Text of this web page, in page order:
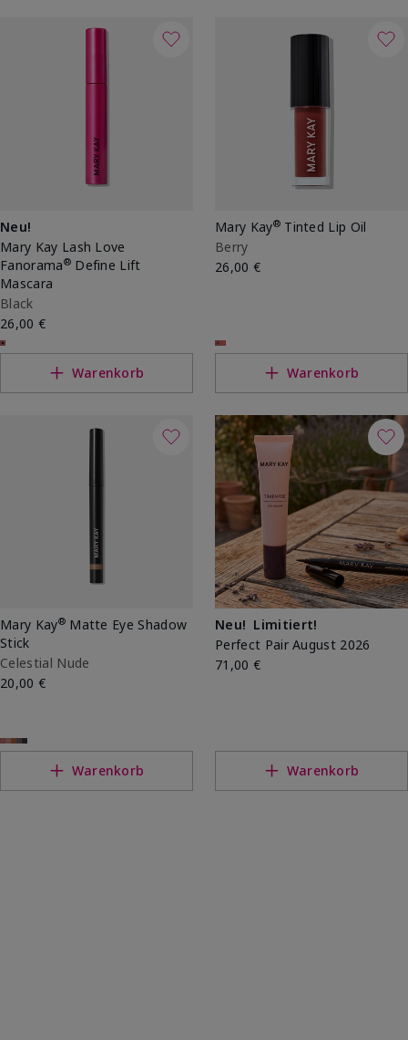
Neu!
Mary Kay Lash Love
Fanorama®Define Lift
Mascara
Black
26,00 €
Warenkorb
Mary Kay®Tinted Lip Oil
Berry
26,00 €
Warenkorb
Mary Kay®Matte Eye Shadow
Stick
Celestial Nude
20,00 €
Warenkorb
Neu! Limitiert!
Perfect Pair August 2026
71,00 €
Warenkorb